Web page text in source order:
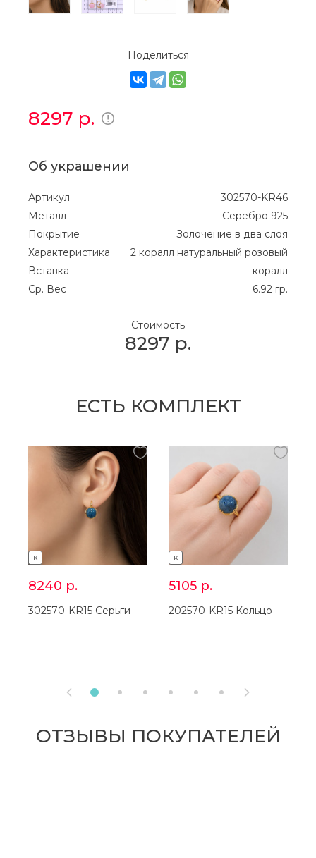
Поделиться
8297 р.
Об украшении
Артикул
302570-KR46
Металл
Серебро 925
Покрытие
Золочение в два слоя
Характеристика
2 коралл натуральный розовый
Вставка
коралл
Ср. Вес
6.92 гр.
Стоимость
8297 р.
ЕСТЬ КОМПЛЕКТ
K
8240 р.
302570-KR15 Серьги
K
5105 р.
202570-KR15 Кольцо
 
ОТЗЫВЫ ПОКУПАТЕЛЕЙ